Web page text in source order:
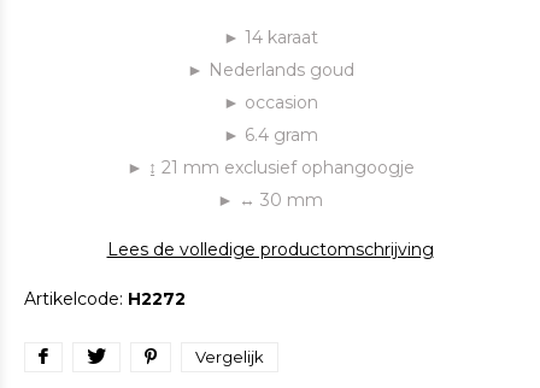
► 14 karaat
► Nederlands goud
► occasion
► 6.4 gram
► ↨ 21 mm exclusief ophangoogje
► ↔ 30 mm
Lees de volledige productomschrijving
Artikelcode: H2272
Vergelijk